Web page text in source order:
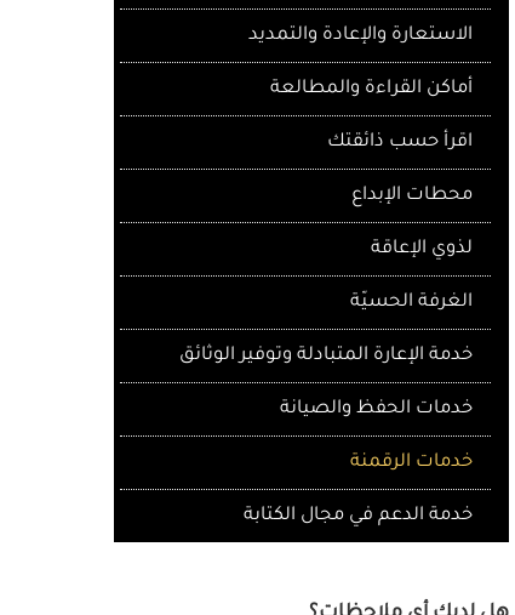
الاستعارة والإعادة والتمديد
أماكن القراءة والمطالعة
اقرأ حسب ذائقتك
محطات الإبداع
لذوي الإعاقة
الغرفة الحسيّة
خدمة الإعارة المتبادلة وتوفير الوثائق
خدمات الحفظ والصيانة
خدمات الرقمنة
خدمة الدعم في مجال الكتابة